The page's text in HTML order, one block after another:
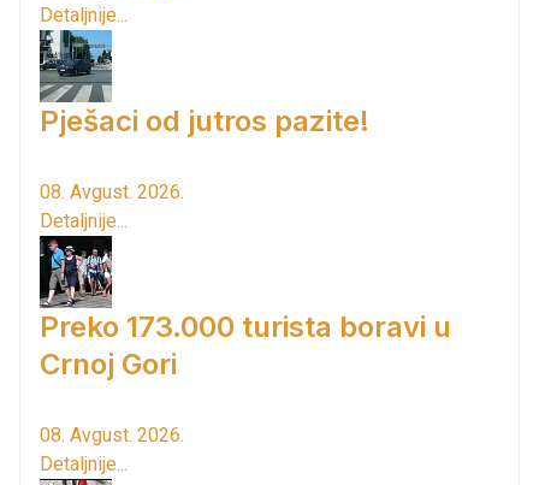
Detaljnije...
Pješaci od jutros pazite!
08. Avgust. 2026.
Detaljnije...
Preko 173.000 turista boravi u
Crnoj Gori
08. Avgust. 2026.
Detaljnije...